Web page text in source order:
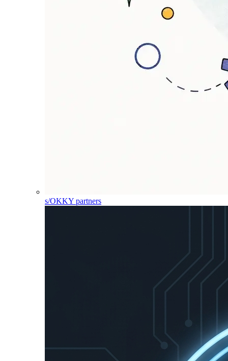
s/OKKY partners